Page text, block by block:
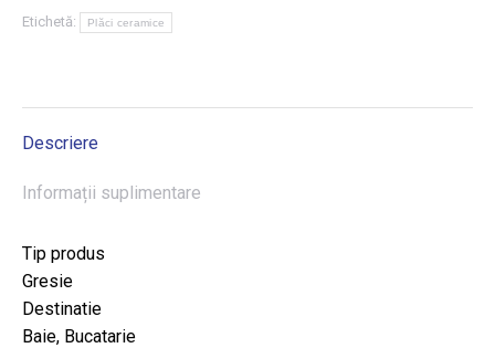
44.8X44.81.6
Etichetă:
Plăci ceramice
Descriere
Informații suplimentare
Tip produs
Gresie
Destinatie
Baie, Bucatarie